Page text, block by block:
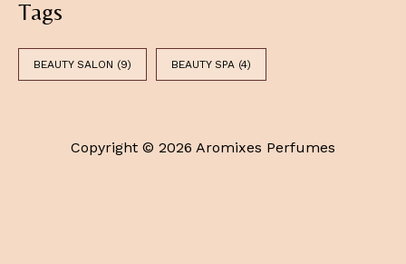
Tags
BEAUTY SALON (9) BEAUTY SPA (4)
Copyright © 2026 Aromixes Perfumes